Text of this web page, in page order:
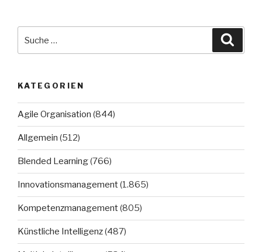
nach:
KATEGORIEN
Agile Organisation (844)
Allgemein (512)
Blended Learning(766)
Innovationsmanagement(1.865)
Kompetenzmanagement(805)
Künstliche Intelligenz(487)